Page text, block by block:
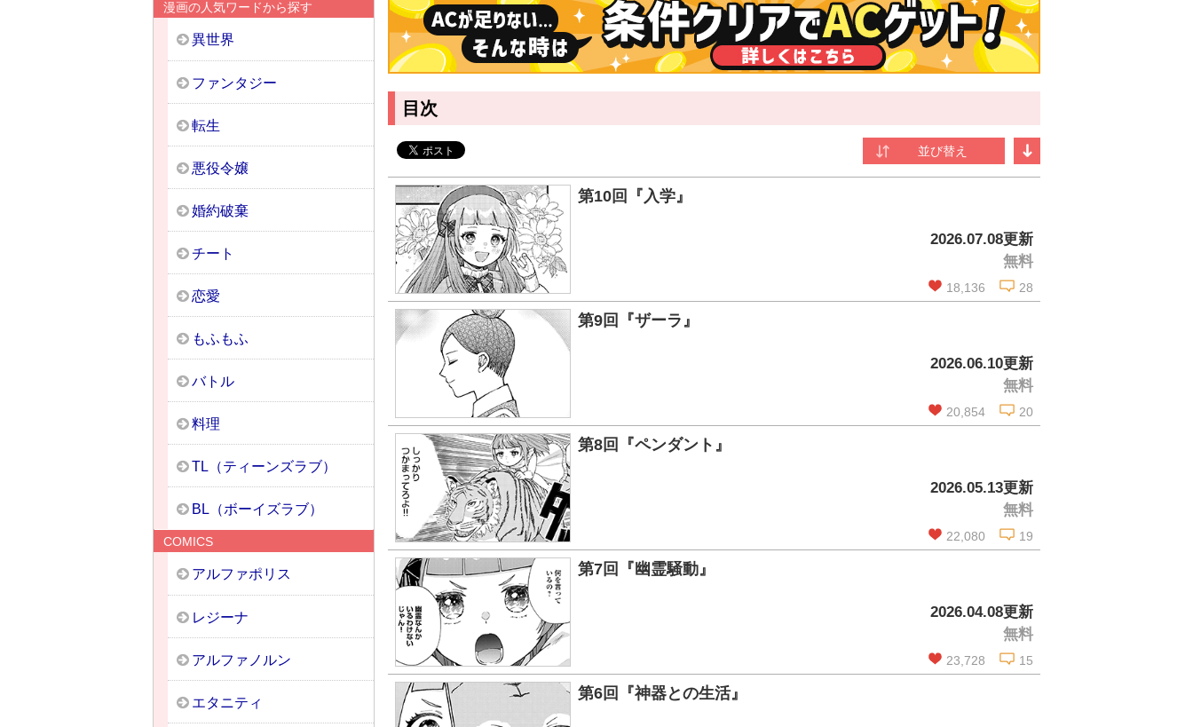
ゆんける/漫画
兵庫県出身。
可愛らしくイキイキとしたキャラクター描写が持ち味の作家。
代表作に『もふもふの神様と旅に出ます。神殿には二度と戻りません！』(原作：四季葉・ツギクル)などがあ
る。
趣味はスーパー銭湯通いと全国の水族館で暮らすアザラシを観察すること。
りーさん/原作
愛知県在住。甘いものや猫が大好き。主な著作に『悪役令嬢に転生したので、すべて無視することにしたのです
が……？』『私の家族はハイスペックです！』『転生チートは家族のために』（いずれもアルファポリス刊）が
ある。
目次
第10回『入学』
2026.07.08更新
無料
18,136 28
第9回『ザーラ』
2026.06.10更新
無料
20,854 20
第8回『ペンダント』
2026.05.13更新
無料
22,080 19
第7回『幽霊騒動』
2026.04.08更新
無料
23,728 15
第6回『神器との生活』
漫画の人気ワードから探す
異世界
ファンタジー
転生
悪役令嬢
婚約破棄
チート
恋愛
もふもふ
バトル
料理
TL（ティーンズラブ）
BL（ボーイズラブ）
COMICS
アルファポリス
レジーナ
アルファノルン
エタニティ